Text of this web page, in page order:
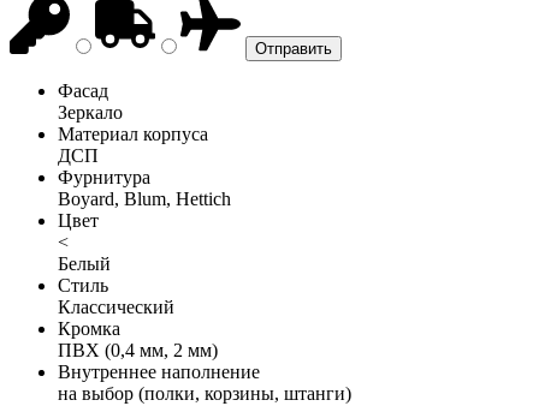
Фасад
Зеркало
Материал корпуса
ДСП
Фурнитура
Boyard, Blum, Hettich
Цвет
<
Белый
Стиль
Классический
Кромка
ПВХ (0,4 мм, 2 мм)
Внутреннее наполнение
на выбор (полки, корзины, штанги)